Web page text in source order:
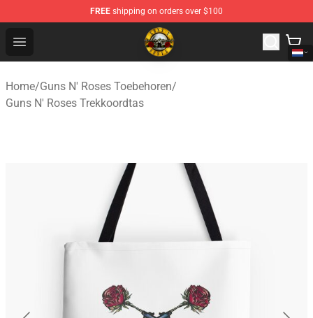
FREE shipping on orders over $100
Open menu
Guns N' Roses Store - Official Guns N' Roses
Home/Guns N' Roses Toebehoren/
Guns N' Roses Trekkoordtas